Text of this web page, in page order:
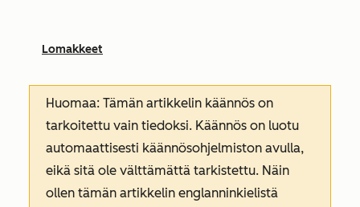
Lomakkeet
Huomaa: Tämän artikkelin käännös on
tarkoitettu vain tiedoksi. Käännös on luotu
automaattisesti käännösohjelmiston avulla,
eikä sitä ole välttämättä tarkistettu. Näin
ollen tämän artikkelin englanninkielistä